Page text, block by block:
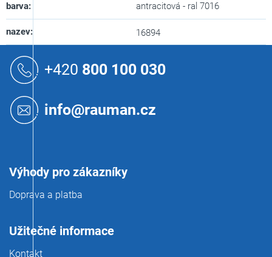
barva: antracitová - ral 7016
nazev: 16894
+420 800 100 030
info@rauman.cz
Výhody pro zákazníky
Doprava a platba
Užitečné informace
Kontakt